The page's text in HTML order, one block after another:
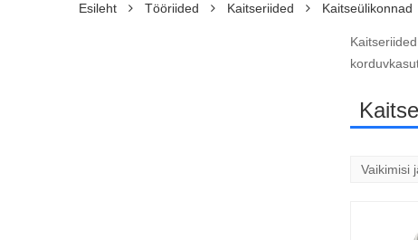
Esileht Tööriided Kaitseriided Kaitseülikonnad